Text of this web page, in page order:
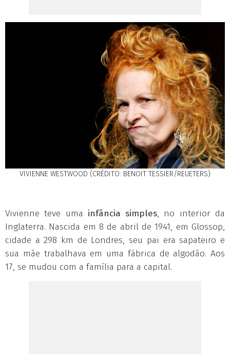
VIVIENNE WESTWOOD (CRÉDITO: BENOIT TESSIER/REUETERS)
Vivienne teve uma infância simples, no interior da
Inglaterra. Nascida em 8 de abril de 1941, em Glossop,
cidade a 298 km de Londres, seu pai era sapateiro e
sua mãe trabalhava em uma fábrica de algodão. Aos
17, se mudou com a família para a capital.